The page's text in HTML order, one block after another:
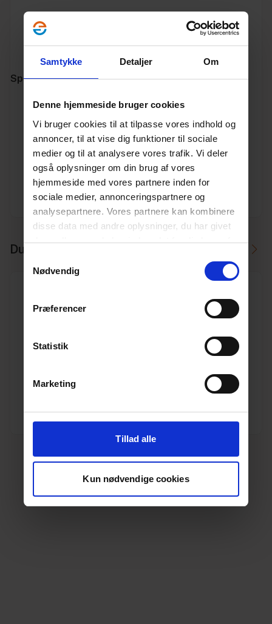
Samtykke Detaljer Om
Denne hjemmeside bruger cookies
Vi bruger cookies til at tilpasse vores indhold og
annoncer, til at vise dig funktioner til sociale
medier og til at analysere vores trafik. Vi deler
også oplysninger om din brug af vores
hjemmeside med vores partnere inden for
sociale medier, annonceringspartnere og
analysepartnere. Vores partnere kan kombinere
disse data med andre oplysninger, du har givet
dem, eller som de har indsamlet fra din brug af
Nødvendig
Præferencer
Statistik
Marketing
Tillad alle
Kun nødvendige cookies
Godkendelse
Specifikationer
Varenummer 13010020
Vægt 0.33
Enhed STK.
Dimension 40
Du skal måske også bruge
40x1 1/4" SP blueseal overg. m/irg